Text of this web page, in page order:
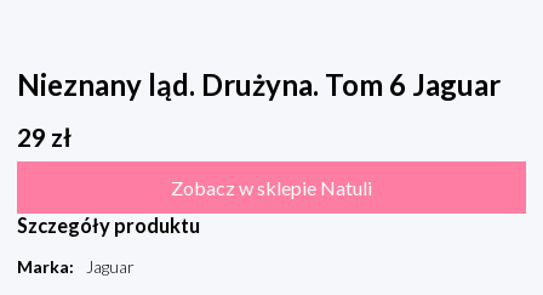
Nieznany ląd. Drużyna. Tom 6 Jaguar
29 zł
Zobacz w sklepie Natuli
Szczegóły produktu
Marka:
Jaguar